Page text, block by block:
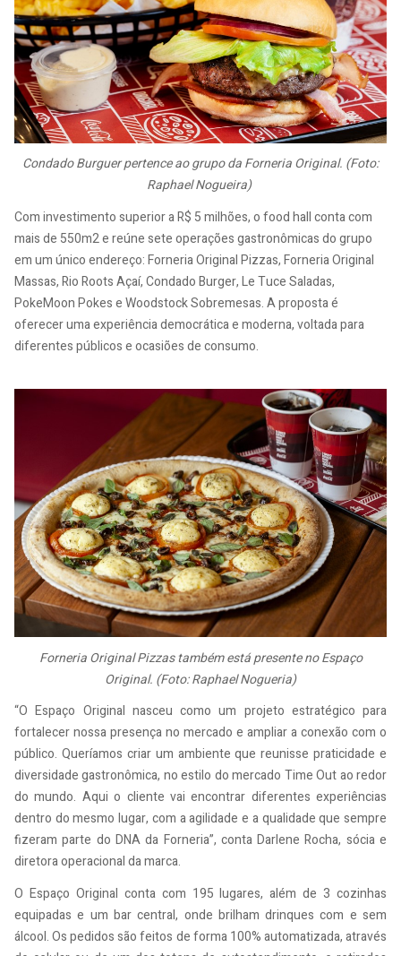
Condado Burguer pertence ao grupo da Forneria Original. (Foto:
Raphael Nogueira)
Com investimento superior a R$ 5 milhões, o food hall conta com
mais de 550m2 e reúne sete operações gastronômicas do grupo
em um único endereço: Forneria Original Pizzas, Forneria Original
Massas, Rio Roots Açaí, Condado Burger, Le Tuce Saladas,
PokeMoon Pokes e Woodstock Sobremesas. A proposta é
oferecer uma experiência democrática e moderna, voltada para
diferentes públicos e ocasiões de consumo.
Forneria Original Pizzas também está presente no Espaço
Original. (Foto: Raphael Nogueria)
“O Espaço Original nasceu como um projeto estratégico para
fortalecer nossa presença no mercado e ampliar a conexão com o
público. Queríamos criar um ambiente que reunisse praticidade e
diversidade gastronômica, no estilo do mercado Time Out ao redor
do mundo. Aqui o cliente vai encontrar diferentes experiências
dentro do mesmo lugar, com a agilidade e a qualidade que sempre
fizeram parte do DNA da Forneria”, conta Darlene Rocha, sócia e
diretora operacional da marca.
O Espaço Original conta com 195 lugares, além de 3 cozinhas
equipadas e um bar central, onde brilham drinques com e sem
álcool. Os pedidos são feitos de forma 100% automatizada, através